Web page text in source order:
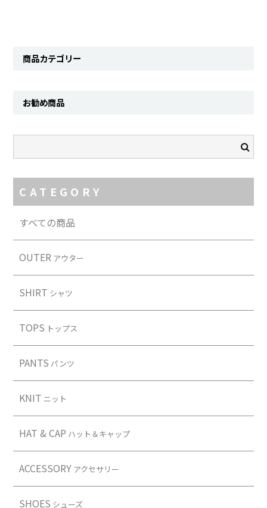
商品カテゴリー
お勧め商品
CATEGORY
すべての商品
OUTER アウター
SHIRT シャツ
TOPS トップス
PANTS パンツ
KNIT ニット
HAT & CAP ハット＆キャップ
ACCESSORY アクセサリー
SHOES シューズ